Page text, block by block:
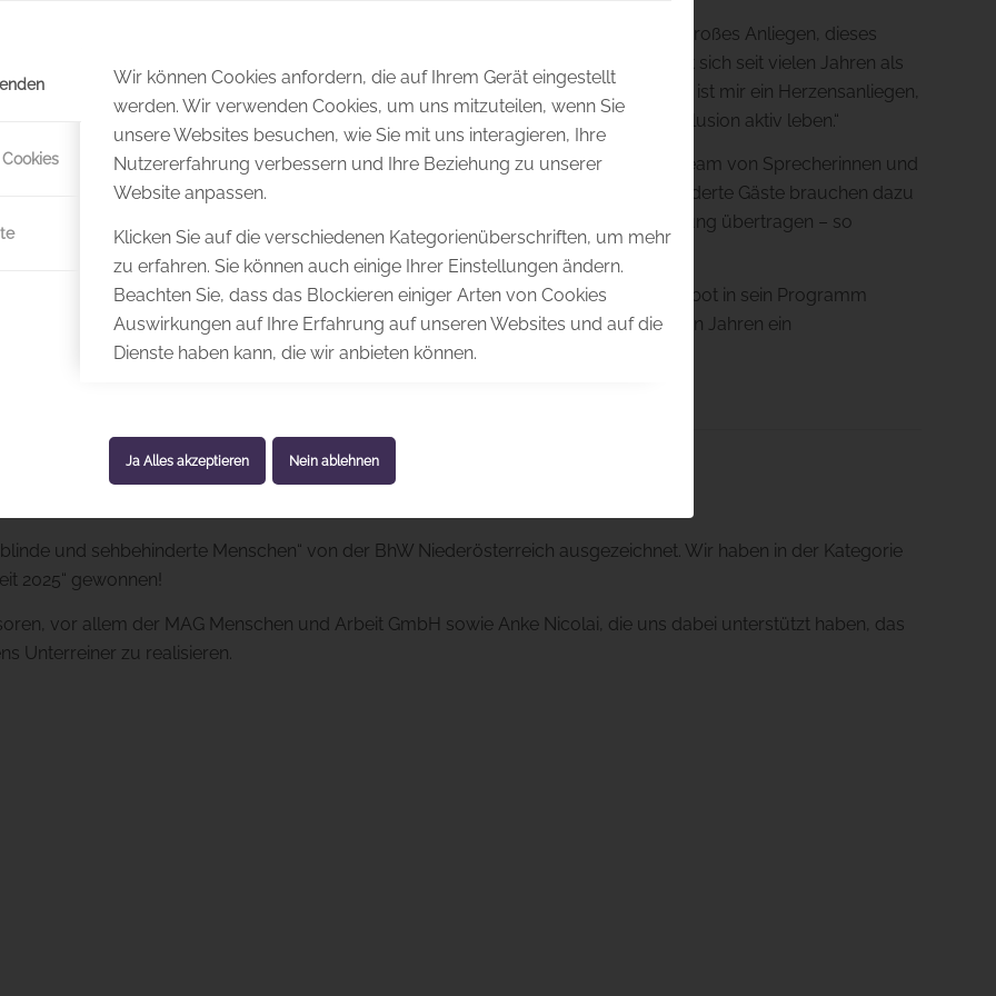
Wir können Cookies anfordern, die auf Ihrem Gerät eingestellt
werden. Wir verwenden Cookies, um uns mitzuteilen, wenn Sie
unsere Websites besuchen, wie Sie mit uns interagieren, Ihre
Nutzererfahrung verbessern und Ihre Beziehung zu unserer
Website anpassen.
Klicken Sie auf die verschiedenen Kategorienüberschriften, um mehr
zu erfahren. Sie können auch einige Ihrer Einstellungen ändern.
Beachten Sie, dass das Blockieren einiger Arten von Cookies
Auswirkungen auf Ihre Erfahrung auf unseren Websites und auf die
Dienste haben kann, die wir anbieten können.
Ja Alles akzeptieren Nein ablehnen
in den vergangenen Jahren war es Intendant KS Clemens Unterreiner ein großes Anliegen, dieses
Kind plötzlich erblindete und in dieser Zeit in der klassischen Musik Halt fand, setzt sich seit vielen Jahren als
Österreich (BSVÖ) und mit seinem Verein Hilfstöne für kulturelle Teilhabe ein: „Es ist mir ein Herzensanliegen,
allen Menschen zugänglich wird. Kunst und Kultur müssen Brücken bauen und Inklusion aktiv leben.“
durch die Firmen „Anke Nicolai – Audiodeskription“ und „Audio2“. Ein erfahrenes Team von Sprecherinnen und
live Szenen und Bühnenbilder und begleitet die Tastführung. Blinde und sehbehinderte Gäste brauchen dazu
Über ein UKW-Signal im Publikumsbereich wird die akustische Bildbeschreibung übertragen – so
das erste große österreichische Sommerfestival, das ein solches inklusives Angebot in sein Programm
Unterstützung von Partnern soll die Live-Audiodeskription auch in den kommenden Jahren ein
und sehbehinderte Menschen“ von der BhW Niederösterreich ausgezeichnet. Wir haben in der Kategorie
2025“ gewonnen!
vor allem der MAG Menschen und Arbeit GmbH sowie Anke Nicolai, die uns dabei unterstützt haben, das
Unterreiner zu realisieren.